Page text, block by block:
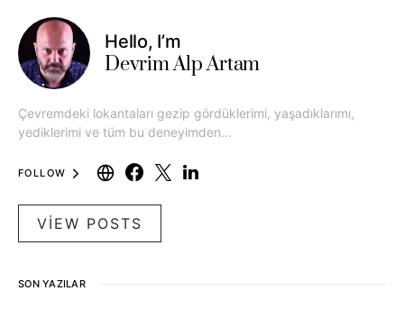
Hello, I’m
Devrim Alp Artam
Çevremdeki lokantaları gezip gördüklerimi, yaşadıklarımı,
yediklerimi ve tüm bu deneyimden…
FOLLOW
VIEW POSTS
SON YAZILAR